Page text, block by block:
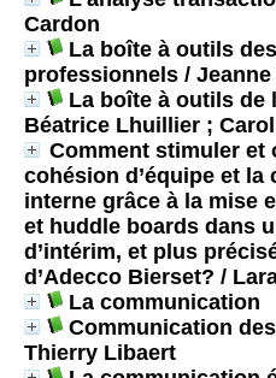
Cardon
La boîte à outils
professionnels /
La boîte à outils de
Béatrice Lhuillier ;
Comment stimuler et
cohésion d’équipe et la
interne grâce à la mise
et huddle boards dans
d’intérim, et plus
d’Adecco Bierset? /
La communication
Communication
Thierry Libaert